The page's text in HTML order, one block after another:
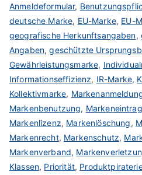
Anmeldeformular,
deutsche Marke, EU-Marke, EU-
geografische Herkunftsangaben,
Angaben,geschützte
Gewährleistungsmarke,
Informationseffizienz, IR-Marke,
Kollektivmarke,
Markenbenutzung,
Markenlizenz, Markenlöschung,
Markenrecht, Markenschutz,
Markenverband,
Klassen, Priorität,